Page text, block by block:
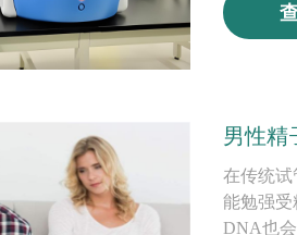
男性精
在传统试
能勉强受
DNA也